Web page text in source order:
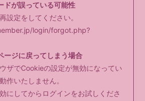
ドが誤っている可能性
設定をしてください。
login/forgot.php?
ージに戻ってしまう場合
ザでCookieの設定が無効になってい
作いたしません。
にしてからログインをお試しくださ